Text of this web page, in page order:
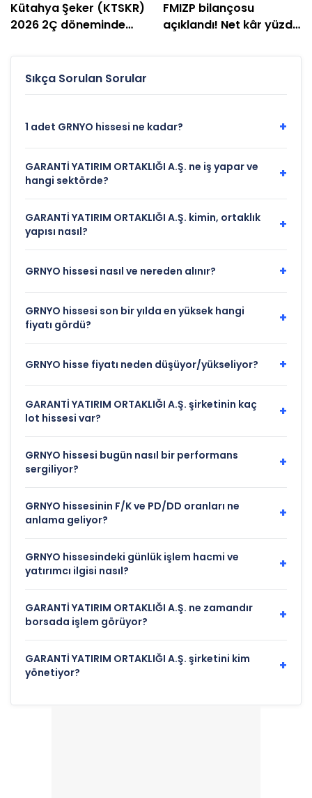
Kütahya Şeker (KTSKR)
2026 2Ç döneminde
FMIZP bilançosu
açıklandı! Net kâr yüzde
Sıkça Sorulan Sorular
1 adet GRNYO hissesi ne kadar? +
GARANTİ YATIRIM ORTAKLIĞI A.Ş. ne iş yapar ve
hangi sektörde?
+
GARANTİ YATIRIM ORTAKLIĞI A.Ş. kimin, ortaklık
yapısı nasıl?
+
GRNYO hissesi nasıl ve nereden alınır? +
GRNYO hissesi son bir yılda en yüksek hangi
fiyatı gördü?
+
GRNYO hisse fiyatı neden düşüyor/yükseliyor? +
GARANTİ YATIRIM ORTAKLIĞI A.Ş. şirketinin kaç
lot hissesi var?
+
GRNYO hissesi bugün nasıl bir performans
sergiliyor?
+
GRNYO hissesinin F/K ve PD/DD oranları ne
anlama geliyor?
+
GRNYO hissesindeki günlük işlem hacmi ve
yatırımcı ilgisi nasıl?
+
GARANTİ YATIRIM ORTAKLIĞI A.Ş. ne zamandır
borsada işlem görüyor?
+
GARANTİ YATIRIM ORTAKLIĞI A.Ş. şirketini kim
yönetiyor?
+